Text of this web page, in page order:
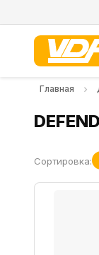
Главная
Сортировка: